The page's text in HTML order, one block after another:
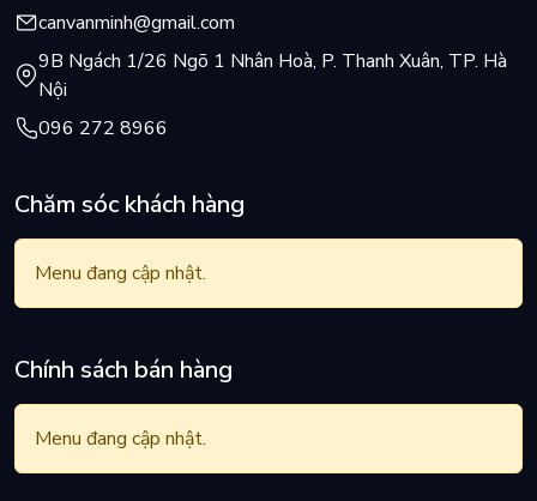
canvanminh@gmail.com
9B Ngách 1/26 Ngõ 1 Nhân Hoà, P. Thanh Xuân, TP. Hà
Nội
096 272 8966
Chăm sóc khách hàng
Menu đang cập nhật.
Chính sách bán hàng
Menu đang cập nhật.